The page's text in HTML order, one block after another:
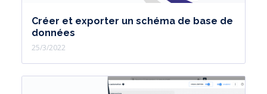
Créer et exporter un schéma de base de
données
25/3/2022